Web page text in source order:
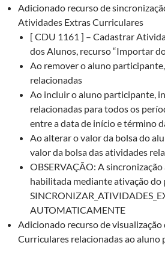
Adicionado recurso de
Atividades Extras Curriculares
[ CDU 1161 ] – Cadastrar
dos Alunos, recurso “Importar
Ao remover o aluno
relacionadas
Ao incluir o aluno participante,
relacionadas para todos os
entre a data de início e término
Ao alterar o valor da bolsa do
valor da bolsa das atividades
OBSERVAÇÃO: A
habilitada mediante ativação do
AUTOMATICAMENTE
Adicionado recurso de
Curriculares relacionadas ao aluno